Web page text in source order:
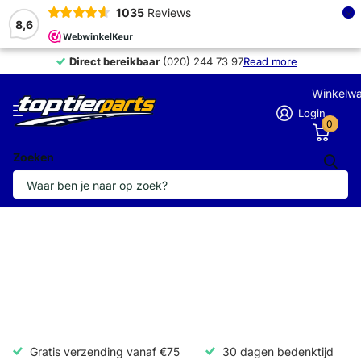
8,6
1035 Reviews ×
Direct bereikbaar(020) 244 73 97Read more
Direct bereikbaar
Zoeken
Login
0
Gratis verzending vanaf €75
30 dagen bedenktijd